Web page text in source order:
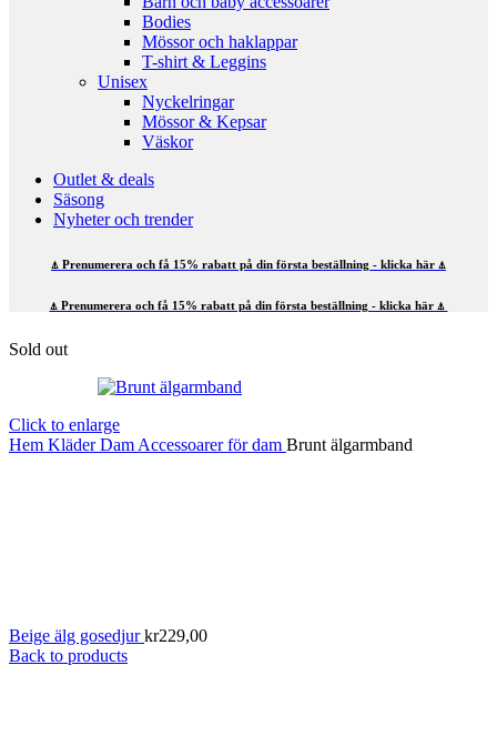
Bodies
Mössor och haklappar
T-shirt & Leggins
Unisex
Nyckelringar
Mössor & Kepsar
Väskor
Outlet & deals
Säsong
Nyheter och trender
⍋ Prenumerera och få 15% rabatt på din första beställning - klicka här ⍋
⍋ Prenumerera och få 15% rabatt på din första beställning - klicka här ⍋
Sold out
Click to enlarge
Hem KläderDam Accessoarer för dam Brunt älgarmband
Beige älg gosedjurkr229,00
Back to products